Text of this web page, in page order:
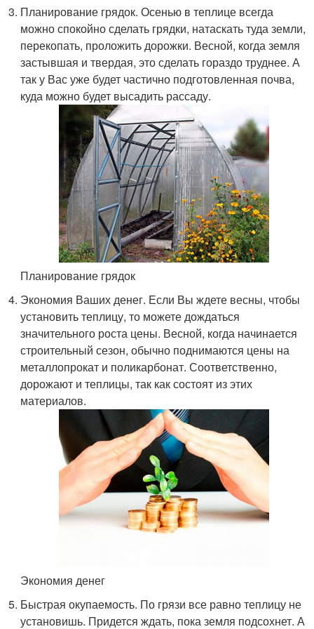
Планирование грядок. Осенью в теплице всегда
можно спокойно сделать грядки, натаскать туда земли,
перекопать, проложить дорожки. Весной, когда земля
застывшая и твердая, это сделать гораздо труднее. А
так у Вас уже будет частично подготовленная почва,
куда можно будет высадить рассаду.
Планирование грядок
Экономия Ваших денег. Если Вы ждете весны, чтобы
установить теплицу, то можете дождаться
значительного роста цены. Весной, когда начинается
строительный сезон, обычно поднимаются цены на
металлопрокат и поликарбонат. Соответственно,
дорожают и теплицы, так как состоят из этих
материалов.
Экономия денег
Быстрая окупаемость. По грязи все равно теплицу не
установишь. Придется ждать, пока земля подсохнет. А